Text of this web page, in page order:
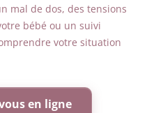
mal de dos, des tensions
bébé ou un suivi
votre situation
en ligne